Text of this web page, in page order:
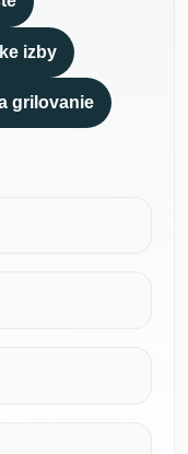
izby
grilovanie